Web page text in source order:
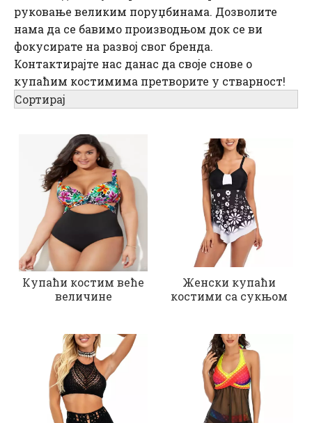
руковање великим поруџбинама. Дозволите
нама да се бавимо производњом док се ви
фокусирате на развој свог бренда.
Контактирајте нас данас да своје снове о
купаћим костимима претворите у стварност!
Сортирај
Купаћи костим веће
величине
Женски купаћи
костими са сукњом